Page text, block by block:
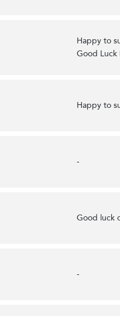
Happy to
Good Luck
Happy to
-
Good luck
-